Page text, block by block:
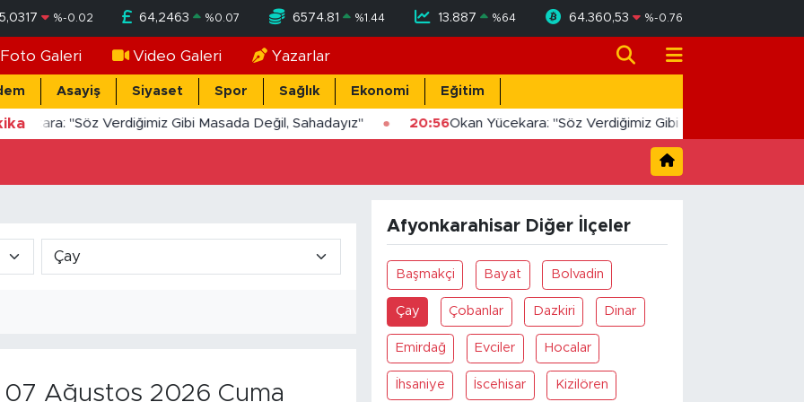
%-0.02 64,2463 %0.07 6574.81 %1.44 13.887 %64 64.360,53 %-0.76
Foto Galeri Video Galeri Yazarlar
Asayiş Siyaset Spor Sağlık Ekonomi Eğitim
"Söz Verdiğimiz Gibi Masada Değil, Sahadayız" 20:56Okan Yücekara: "Söz Verdiğimiz Gibi Masada Değil,
07 Ağustos 2026 Cuma
Afyonkarahisar Diğer İlçeler
Başmakçi Bayat Bolvadin
Çay Çobanlar Dazkiri Dinar
Emirdağ Evciler Hocalar
İhsaniye İscehisar Kizilören